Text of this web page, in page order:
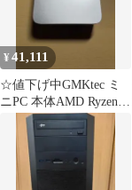
¥41,111
☆値下げ中GMKtec ミ
ニPC 本体AMD Ryzen 5
16GB＋1TB